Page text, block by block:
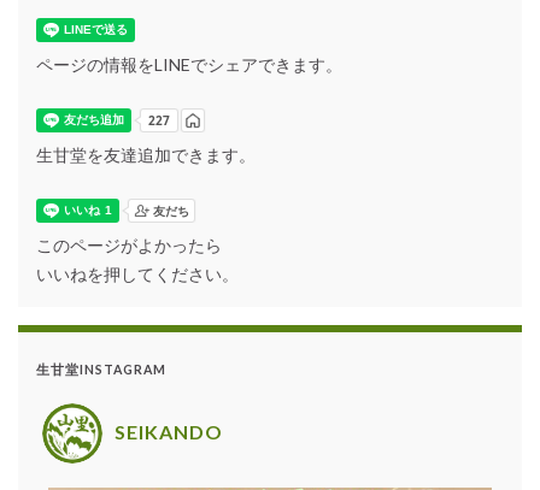
ページの情報をLINEでシェアできます。
生甘堂を友達追加できます。
このページがよかったら
いいねを押してください。
生甘堂INSTAGRAM
SEIKANDO